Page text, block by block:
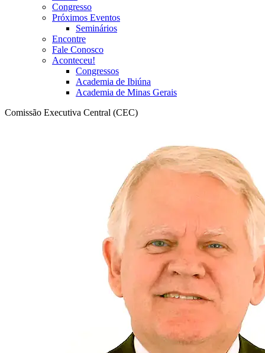
Congresso
Próximos Eventos
Seminários
Encontre
Fale Conosco
Aconteceu!
Congressos
Academia de Ibiúna
Academia de Minas Gerais
Comissão Executiva Central (CEC)